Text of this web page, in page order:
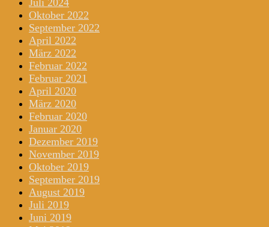
Oktober 2022
September 2022
April 2022
März 2022
Februar 2022
Februar 2021
April 2020
März 2020
Februar 2020
Januar 2020
Dezember 2019
November 2019
Oktober 2019
September 2019
August 2019
Juli 2019
Juni 2019